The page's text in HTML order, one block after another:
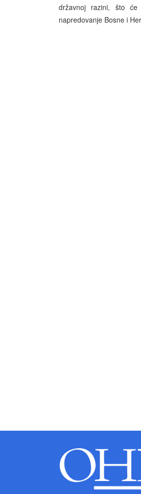
državnoj razini, što
napredovanje Bosne i